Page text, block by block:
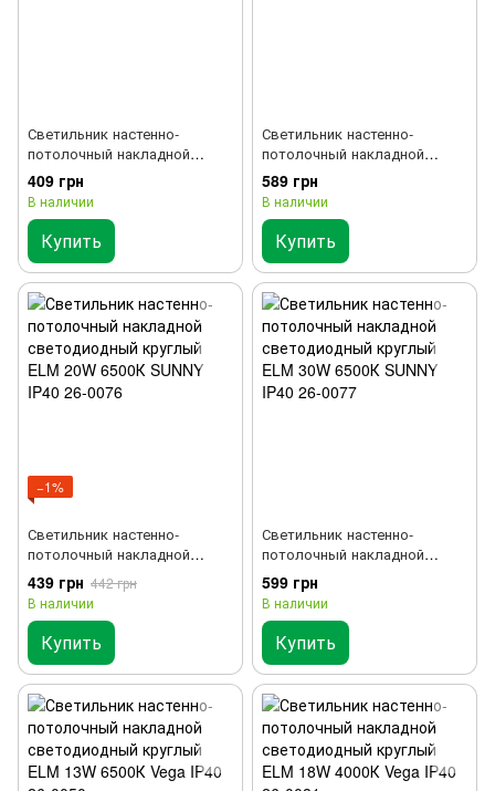
Светильник настенно-
потолочный накладной
светодиодный квадратный
ELM 20W 6500К MIRA IP40
26-0078
409 грн
В наличии
Купить
Светильник настенно-
потолочный накладной
светодиодный квадратный
ELM 30W 6500К MIRA IP40
26-0079
589 грн
В наличии
Купить
−1%
Светильник настенно-
потолочный накладной
светодиодный круглый ELM
20W 6500К SUNNY IP40 26-
0076
439 грн 442 грн
В наличии
Купить
Светильник настенно-
потолочный накладной
светодиодный круглый ELM
30W 6500К SUNNY IP40 26-
0077
599 грн
В наличии
Купить